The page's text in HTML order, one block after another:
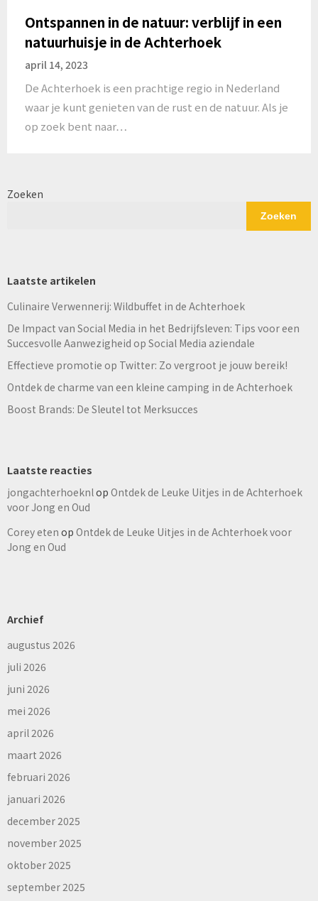
Ontspannen in de natuur: verblijf in een
natuurhuisje in de Achterhoek
april 14, 2023
De Achterhoek is een prachtige regio in Nederland
waar je kunt genieten van de rust en de natuur. Als je
op zoek bent naar…
Zoeken
Zoeken
Laatste artikelen
Culinaire Verwennerij: Wildbuffet in de Achterhoek
De Impact van Social Media in het Bedrijfsleven: Tips voor een
Succesvolle Aanwezigheid op Social Media aziendale
Effectieve promotie op Twitter: Zo vergroot je jouw bereik!
Ontdek de charme van een kleine camping in de Achterhoek
Boost Brands: De Sleutel tot Merksucces
Laatste reacties
jongachterhoeknlop Ontdek de Leuke Uitjes in de Achterhoek
voor Jong en Oud
Corey eten op Ontdek de Leuke Uitjes in de Achterhoek voor
Jong en Oud
Archief
augustus 2026
juli 2026
juni 2026
mei 2026
april 2026
maart 2026
februari 2026
januari 2026
december 2025
november 2025
oktober 2025
september 2025